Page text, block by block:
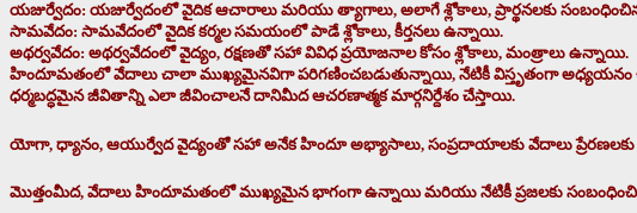
యజుర్వేదం: యజుర్వేదంలో వైదిక ఆచారాలు మరియు త్యాగాలు, అలాగే శ్లోకాలు, ప్రార్థనలకు
సామవేదం: సామవేదంలో వైదిక కర్మల సమయంలో పాడే శ్లోకాలు, కీర్తనలు ఉన్నాయి.
అథర్వవేదం: అథర్వవేదంలో వైద్యం, రక్షణతో సహా వివిధ ప్రయోజనాల కోసం శ్లోకాలు, మంత్రాలు ఉన్నాయి.
హిందూమతంలో వేదాలు చాలా ముఖ్యమైనవిగా పరిగణించబడుతున్నాయి, నేటికీ విస్తృతంగా
ధర్మబద్ధమైన జీవితాన్ని ఎలా జీవించాలనే దానిమీద ఆచరణాత్మక మార్గనిర్దేశం చేస్తాయి.
యోగా, ధ్యానం, ఆయుర్వేద వైద్యంతో సహా అనేక హిందూ అభ్యాసాలు, సంప్రదాయాలకు వేదాలు
మొత్తంమీద, వేదాలు హిందూమతంలో ముఖ్యమైన భాగంగా ఉన్నాయి మరియు నేటికీ ప్రజలకు